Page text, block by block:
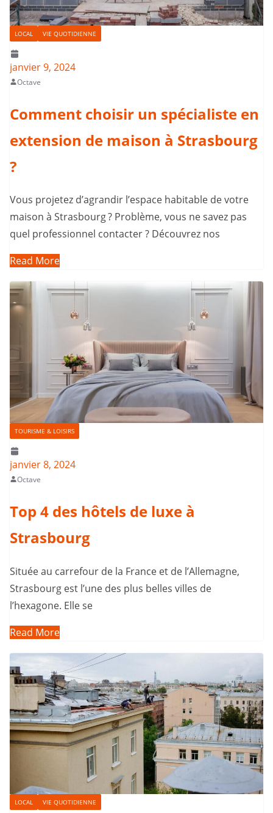
LOCAL VIE QUOTIDIENNE
janvier 9, 2024
Octave
Comment choisir un spécialiste en
extension de maison à Strasbourg
?
Vous projetez d’agrandir l’espace habitable de votre
maison à Strasbourg ? Problème, vous ne savez pas
quel professionnel contacter ? Découvrez nos
Read More
TOURISME & LOISIRS
janvier 8, 2024
Octave
Top 4 des hôtels de luxe à
Strasbourg
Située au carrefour de la France et de l’Allemagne,
Strasbourg est l’une des plus belles villes de
l’hexagone. Elle se
Read More
LOCAL VIE QUOTIDIENNE